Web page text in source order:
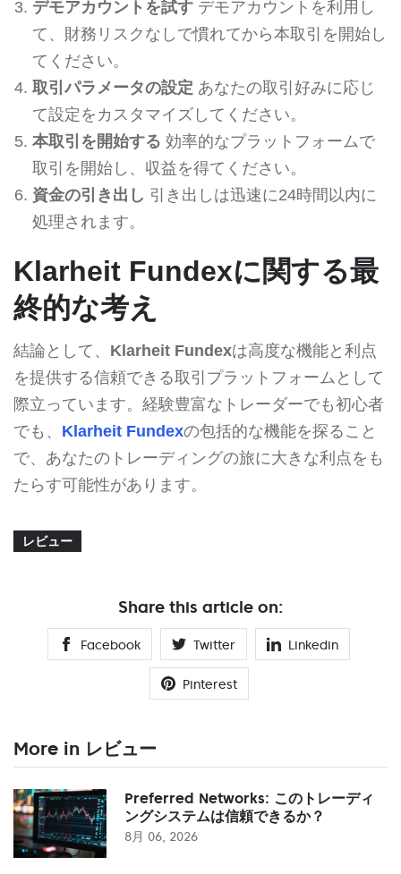
デモアカウントを試すデモアカウントを利用し
て、財務リスクなしで慣れてから本取引を開始し
てください。
取引パラメータの設定 あなたの取引好みに応じ
て設定をカスタマイズしてください。
本取引を開始する 効率的なプラットフォームで
取引を開始し、収益を得てください。
資金の引き出し 引き出しは迅速に24時間以内に
処理されます。
Klarheit Fundexに関する最
終的な考え
結論として、 Klarheit Fundexは高度な機能と利点
を提供する信頼できる取引プラットフォームとして
際立っています。経験豊富なトレーダーでも初心者
でも、 Klarheit Fundexの包括的な機能を探ること
で、あなたのトレーディングの旅に大きな利点をも
たらす可能性があります。
レビュー
Share this article on:
Facebook Twitter Linkedin
Pinterest
More in レビュー
Preferred Networks: このトレーディ
ングシステムは信頼できるか？
8月 06, 2026